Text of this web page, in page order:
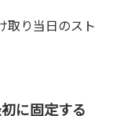
取り当日のスト
に固定する